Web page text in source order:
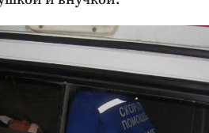
и ЖКХ